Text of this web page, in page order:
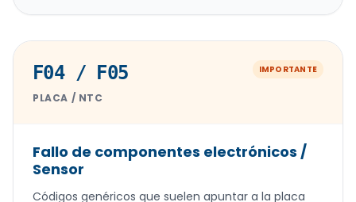
F04 / F05 IMPORTANTE
PLACA / NTC
Fallo de componentes electrónicos /
Sensor
Códigos genéricos que suelen apuntar a la placa